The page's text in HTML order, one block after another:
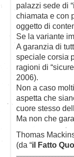
palazzi sede di
chiamata e con
oggetto di
Se la variante
A garanzia di
speciale corsia
ragioni di
2006).
Non a caso
aspetta che
cuore stesso
Ma non che
Thomas
(da “il Fatto